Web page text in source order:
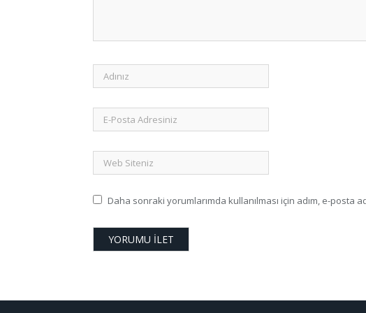
Daha sonraki yorumlarımda kullanılması için adım, e-posta